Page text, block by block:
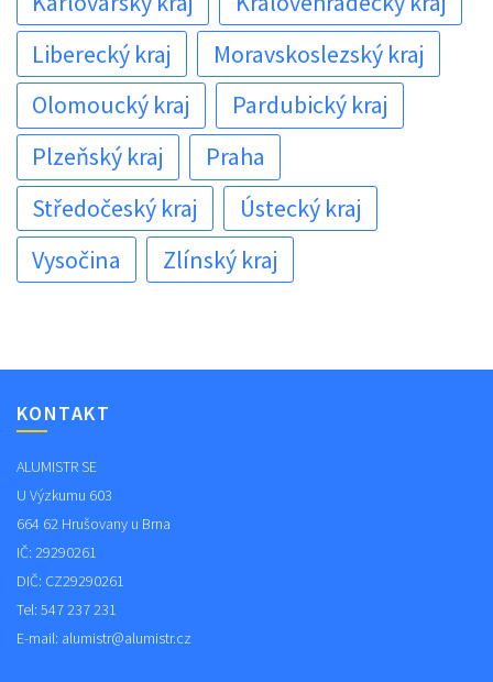
Liberecký kraj
Moravskoslezský kraj
Olomoucký kraj
Pardubický kraj
Plzeňský kraj
Praha
Středočeský kraj
Ústecký kraj
Vysočina
Zlínský kraj
KONTAKT
ALUMISTR SE
U Výzkumu 603
664 62 Hrušovany u Brna
IČ: 29290261
DIČ: CZ29290261
Tel: 547 237 231
E-mail: alumistr@alumistr.cz